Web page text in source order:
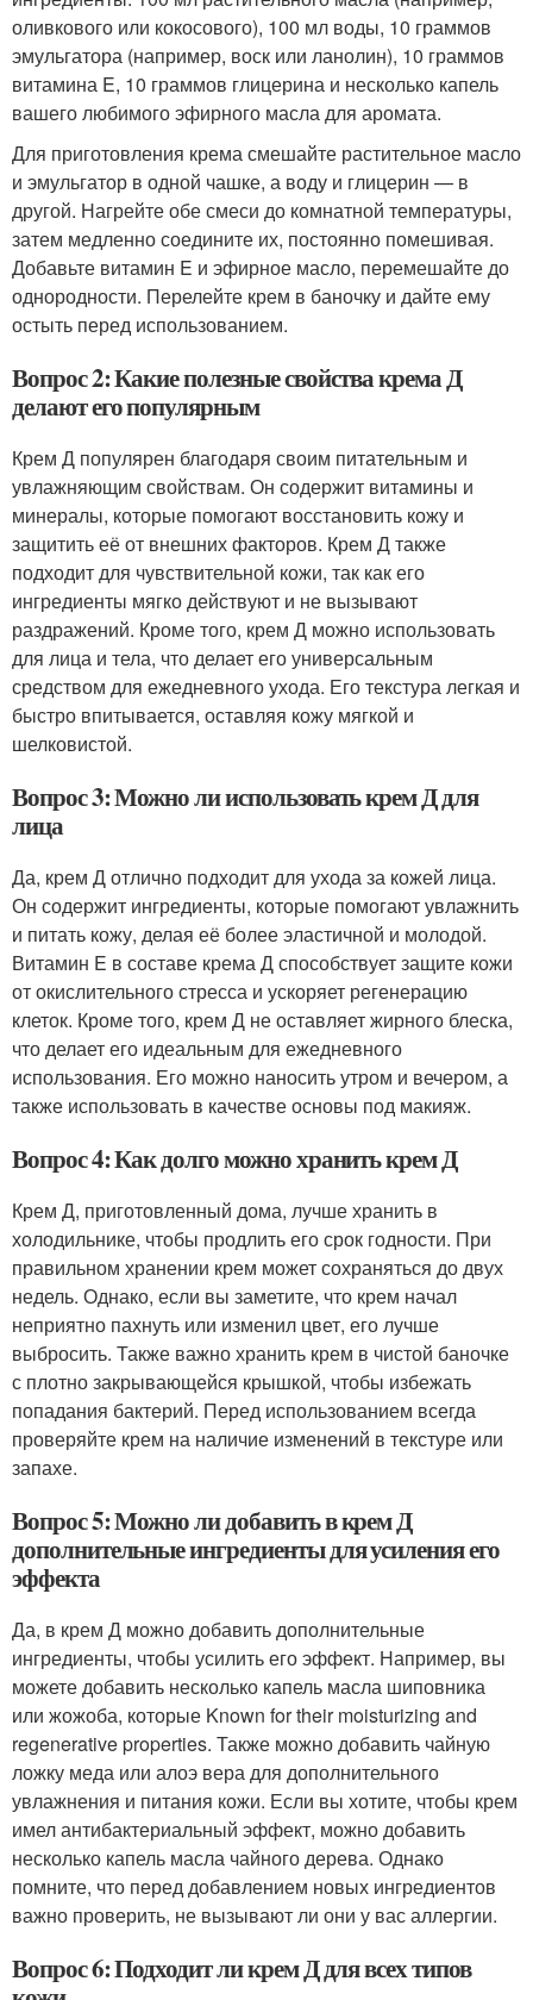
оливкового или кокосового), 100 мл воды, 10 граммов
эмульгатора (например, воск или ланолин), 10 граммов
витамина E, 10 граммов глицерина и несколько капель
вашего любимого эфирного масла для аромата.
Для приготовления крема смешайте растительное масло
и эмульгатор в одной чашке, а воду и глицерин — в
другой. Нагрейте обе смеси до комнатной температуры,
затем медленно соедините их, постоянно помешивая.
Добавьте витамин E и эфирное масло, перемешайте до
однородности. Перелейте крем в баночку и дайте ему
остыть перед использованием.
Вопрос 2: Какие полезные свойства крема Д
делают его популярным
Крем Д популярен благодаря своим питательным и
увлажняющим свойствам. Он содержит витамины и
минералы, которые помогают восстановить кожу и
защитить её от внешних факторов. Крем Д также
подходит для чувствительной кожи, так как его
ингредиенты мягко действуют и не вызывают
раздражений. Кроме того, крем Д можно использовать
для лица и тела, что делает его универсальным
средством для ежедневного ухода. Его текстура легкая и
быстро впитывается, оставляя кожу мягкой и
шелковистой.
Вопрос 3: Можно ли использовать крем Д для
лица
Да, крем Д отлично подходит для ухода за кожей лица.
Он содержит ингредиенты, которые помогают увлажнить
и питать кожу, делая её более эластичной и молодой.
Витамин E в составе крема Д способствует защите кожи
от окислительного стресса и ускоряет регенерацию
клеток. Кроме того, крем Д не оставляет жирного блеска,
что делает его идеальным для ежедневного
использования. Его можно наносить утром и вечером, а
также использовать в качестве основы под макияж.
Вопрос 4: Как долго можно хранить крем Д
Крем Д, приготовленный дома, лучше хранить в
холодильнике, чтобы продлить его срок годности. При
правильном хранении крем может сохраняться до двух
недель. Однако, если вы заметите, что крем начал
неприятно пахнуть или изменил цвет, его лучше
выбросить. Также важно хранить крем в чистой баночке
с плотно закрывающейся крышкой, чтобы избежать
попадания бактерий. Перед использованием всегда
проверяйте крем на наличие изменений в текстуре или
запахе.
Вопрос 5: Можно ли добавить в крем Д
дополнительные ингредиенты для усиления его
эффекта
Да, в крем Д можно добавить дополнительные
ингредиенты, чтобы усилить его эффект. Например, вы
можете добавить несколько капель масла шиповника
или жожоба, которые Known for their moisturizing and
regenerative properties. Также можно добавить чайную
ложку меда или алоэ вера для дополнительного
увлажнения и питания кожи. Если вы хотите, чтобы крем
имел антибактериальный эффект, можно добавить
несколько капель масла чайного дерева. Однако
помните, что перед добавлением новых ингредиентов
важно проверить, не вызывают ли они у вас аллергии.
Вопрос 6: Подходит ли крем Д для всех типов